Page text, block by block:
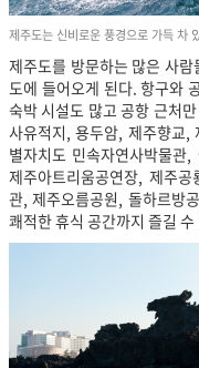
제주도는 신비로운 풍경으로 가득 차
제주도를 방문하는 많은 사
도에 들어오게 된다. 항구와
숙박 시설도 많고 공항 근처
사유적지, 용두암, 제주향교,
별자치도 민속자연사박물관
제주아트리움공연장, 제주
관, 제주오름공원, 돌하르방
쾌적한 휴식 공간까지 즐길 수